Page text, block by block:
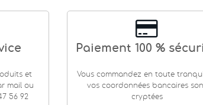
et
mail ou
56 92
Paiement 100 %
Vous commandez en toute
vos coordonnées bancaires
cryptées